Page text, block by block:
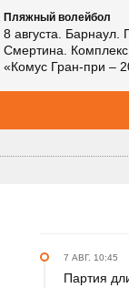
Пляжный волейбол
8 августа. Барнаул.
Смертина.
«Комус Гран-при –
7 АВГ. 10:45
Партия